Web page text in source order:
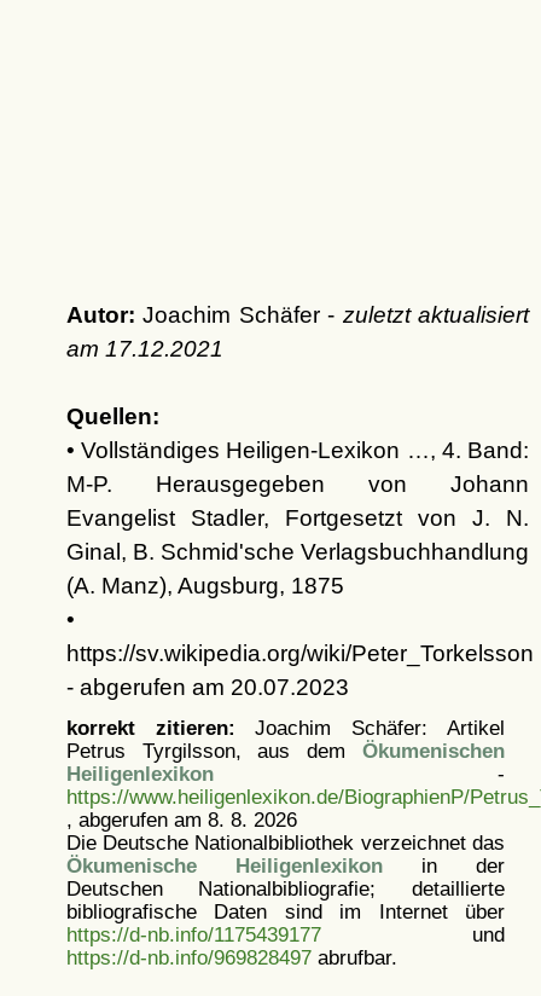
Autor: Joachim Schäfer - zuletzt aktualisiert
am 17.12.2021
Quellen:
• Vollständiges Heiligen-Lexikon …, 4. Band:
M-P. Herausgegeben von Johann
Evangelist Stadler, Fortgesetzt von J. N.
Ginal, B. Schmid'sche Verlagsbuchhandlung
(A. Manz), Augsburg, 1875
•
https://sv.wikipedia.org/wiki/Peter_Torkelsson
- abgerufen am 20.07.2023
korrekt zitieren: Joachim Schäfer: Artikel
Petrus Tyrgilsson, aus dem Ökumenischen
Heiligenlexikon-
https://www.heiligenlexikon.de/BiographienP/
, abgerufen am 8. 8. 2026
Die Deutsche Nationalbibliothek verzeichnet das
Ökumenische Heiligenlexikonin der
Deutschen Nationalbibliografie; detaillierte
bibliografische Daten sind im Internet über
https://d-nb.info/1175439177und
https://d-nb.info/969828497abrufbar.